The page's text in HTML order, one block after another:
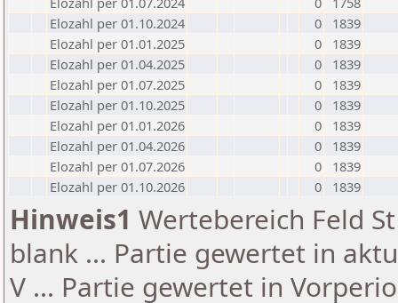
Elozahl per 01.10.2024
0
1839
Elozahl per 01.01.2025
0
1839
Elozahl per 01.04.2025
0
1839
Elozahl per 01.07.2025
0
1839
Elozahl per 01.10.2025
0
1839
Elozahl per 01.01.2026
0
1839
Elozahl per 01.04.2026
0
1839
Elozahl per 01.07.2026
0
1839
Elozahl per 01.10.2026
0 1839
Hinweis1 Wertebereich Feld
blank ... Partie gewertet in
V ... Partie gewertet in